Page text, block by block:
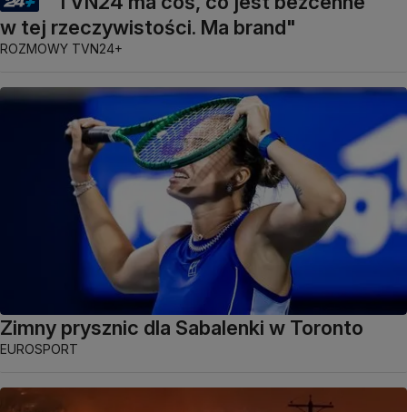
w tej rzeczywistości. Ma brand"
ROZMOWY TVN24+
Zimny prysznic dla Sabalenki w Toronto
EUROSPORT